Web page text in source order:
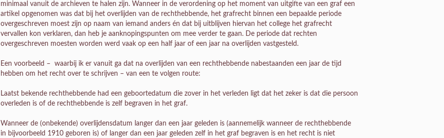
minimaal vanuit de archieven te halen zijn. Wanneer in de verordening op het moment van uitgifte van een graf een
artikel opgenomen was dat bij het overlijden van de rechthebbende, het grafrecht binnen een bepaalde periode
overgeschreven moest zijn op naam van iemand anders én dat bij uitblijven hiervan het college het grafrecht
vervallen kon verklaren, dan heb je aanknopingspunten om mee verder te gaan. De periode dat rechten
overgeschreven moesten worden werd vaak op een half jaar of een jaar na overlijden vastgesteld.
Een voorbeeld – waarbij ik er vanuit ga dat na overlijden van een rechthebbende nabestaanden een jaar de tijd
hebben om het recht over te schrijven – van een te volgen route:
Laatst bekende rechthebbende had een geboortedatum die zover in het verleden ligt dat het zeker is dat die persoon
overleden is of de rechthebbende is zelf begraven in het graf.
Wanneer de (onbekende) overlijdensdatum langer dan een jaar geleden is (aannemelijk wanneer de rechthebbende
in bijvoorbeeld 1910 geboren is) of langer dan een jaar geleden zelf in het graf begraven is en het recht is niet